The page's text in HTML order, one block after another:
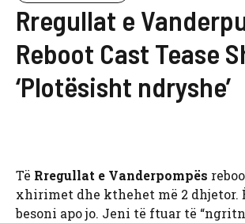
Rregullat e
Reboot Cast Tease
‘Plotësisht ndryshe’
Të Rregullat e Vanderpompës
xhirimet dhe kthehet më 2 dhjetor.
besoni apo jo. Jeni të ftuar të